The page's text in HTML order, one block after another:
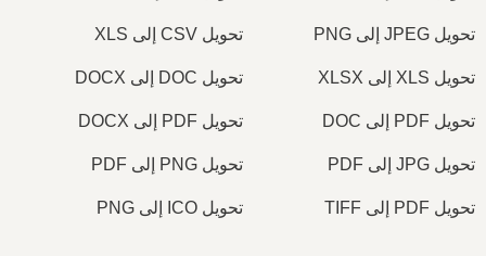
تحويل JPEG إلى PNG تحويل CSV إلى XLS
تحويل XLS إلى XLSX تحويل DOC إلى DOCX
تحويل PDF إلى DOC تحويل PDF إلى DOCX
تحويل JPG إلى PDF تحويل PNG إلى PDF
تحويل PDF إلى TIFF تحويل ICO إلى PNG